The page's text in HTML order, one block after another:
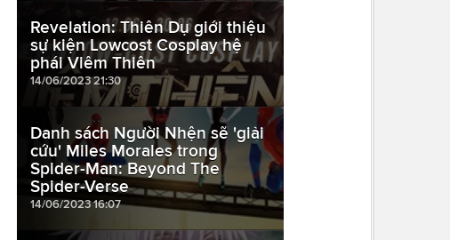
Revelation: Thiên Dụ giới thiệu
sự kiện Lowcost Cosplay hệ
phái Viêm Thiên
14/06/2023 21:30
Danh sách Người Nhện sẽ 'giải
cứu' Miles Morales trong
Spider-Man: Beyond The
Spider-Verse
14/06/2023 16:07